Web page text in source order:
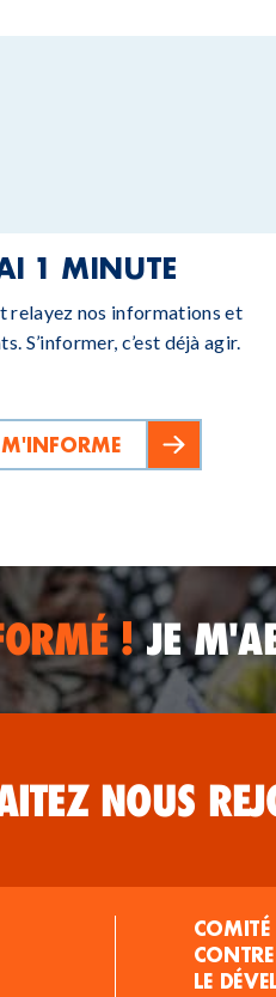
1 MINUTE
relayez nos informations et
S’informer, c’est déjà agir.
M'INFORME
!JE
NOUS
LE